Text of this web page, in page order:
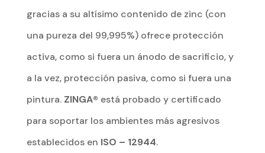
gracias a su altísimo contenido de zinc (con
una pureza del 99,995%) ofrece protección
activa, como si fuera un ánodo de sacrificio, y
a la vez, protección pasiva, como si fuera una
pintura. ZINGA® está probado y certificado
para soportar los ambientes más agresivos
establecidos en ISO – 12944.